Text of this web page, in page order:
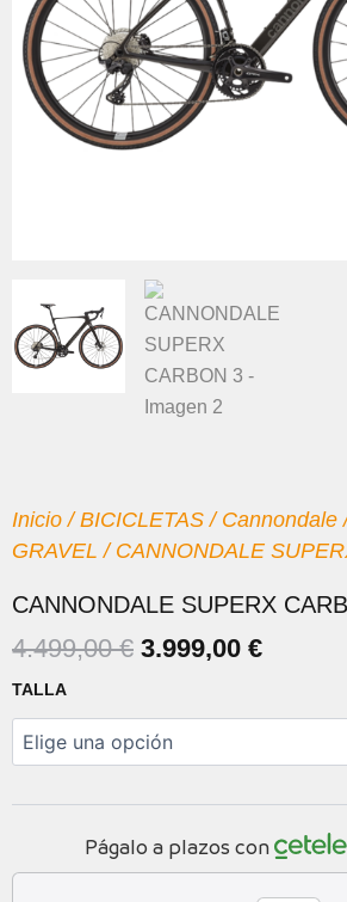
Inicio /BICICLETAS / Cannondale
GRAVEL / CANNONDALE
CANNONDALE SUPERX
4.499,00€ EL
ERA:
4.499,00 €.
3.999,00 €EL
TALLA
Págalo a plazos con
CANNONDALE